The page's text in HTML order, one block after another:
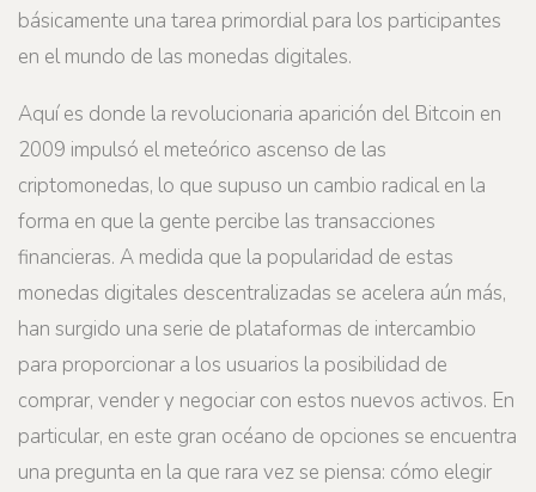
básicamente una tarea primordial para los participantes
en el mundo de las monedas digitales.
Aquí es donde la revolucionaria aparición del Bitcoin en
2009 impulsó el meteórico ascenso de las
criptomonedas, lo que supuso un cambio radical en la
forma en que la gente percibe las transacciones
financieras. A medida que la popularidad de estas
monedas digitales descentralizadas se acelera aún más,
han surgido una serie de plataformas de intercambio
para proporcionar a los usuarios la posibilidad de
comprar, vender y negociar con estos nuevos activos. En
particular, en este gran océano de opciones se encuentra
una pregunta en la que rara vez se piensa: cómo elegir